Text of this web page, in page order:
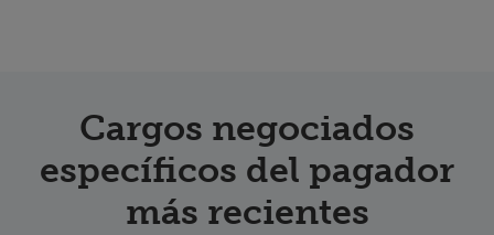
Cargos negociados
específicos del pagador
más recientes